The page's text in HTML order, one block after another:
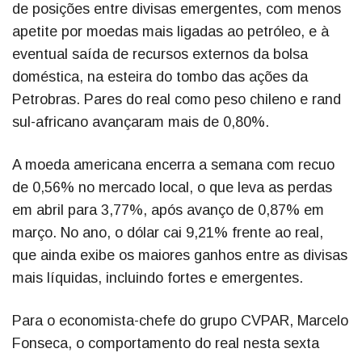
de posições entre divisas emergentes, com menos
apetite por moedas mais ligadas ao petróleo, e à
eventual saída de recursos externos da bolsa
doméstica, na esteira do tombo das ações da
Petrobras. Pares do real como peso chileno e rand
sul-africano avançaram mais de 0,80%.
A moeda americana encerra a semana com recuo
de 0,56% no mercado local, o que leva as perdas
em abril para 3,77%, após avanço de 0,87% em
março. No ano, o dólar cai 9,21% frente ao real,
que ainda exibe os maiores ganhos entre as divisas
mais líquidas, incluindo fortes e emergentes.
Para o economista-chefe do grupo CVPAR, Marcelo
Fonseca, o comportamento do real nesta sexta